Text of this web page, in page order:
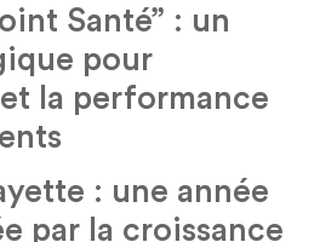
Santé” : un
pour
la performance
: une année
par la croissance